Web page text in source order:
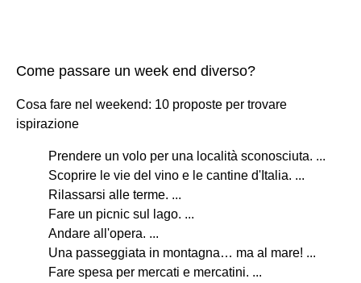
Come passare un week end diverso?
Cosa fare nel weekend: 10 proposte per trovare
ispirazione
Prendere un volo per una località sconosciuta. ...
Scoprire le vie del vino e le cantine d'Italia. ...
Rilassarsi alle terme. ...
Fare un picnic sul lago. ...
Andare all'opera. ...
Una passeggiata in montagna… ma al mare! ...
Fare spesa per mercati e mercatini. ...